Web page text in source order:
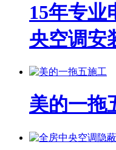
15年专业
央空调安
美的一拖